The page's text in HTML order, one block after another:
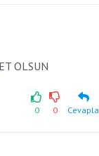
OLSUN
0 0 Cevapla